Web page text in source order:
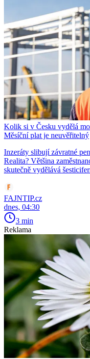
Kolik si v Česku vydělá
Měsíční plat je neuvěřitelný
Inzeráty slibují závratné
Realita? Většina
skutečně vydělává
FAJNTIP.cz
dnes, 04:30
3 min
Reklama